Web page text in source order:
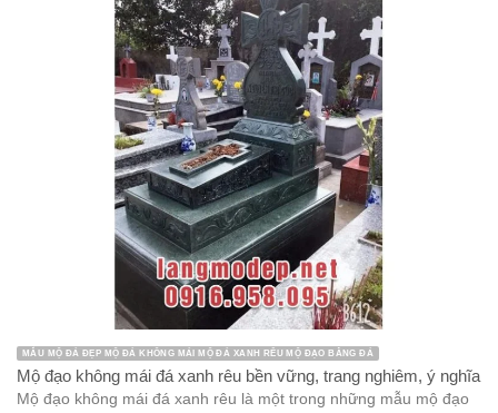
MẪU MỘ ĐÁ ĐẸP MỘ ĐÁ KHÔNG MÁI MỘ ĐÁ XANH RÊU MỘ ĐẠO BẰNG ĐÁ
Mộ đạo không mái đá xanh rêu bền vững, trang nghiêm, ý nghĩa
Mộ đạo không mái đá xanh rêu là một trong những mẫu mộ đạo